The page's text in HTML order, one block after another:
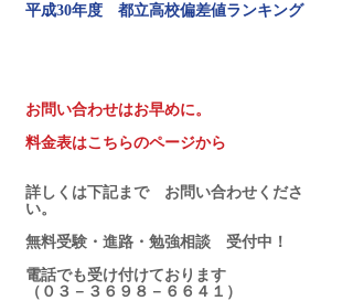
平成30年度　都立高校偏差値ランキング
お問い合わせはお早めに。
料金表はこちらのページから
詳しくは下記まで　お問い合わせくださ
い。
無料受験・進路・勉強相談　受付中！
電話でも受け付けております
（０３－３６９８－６６４１）